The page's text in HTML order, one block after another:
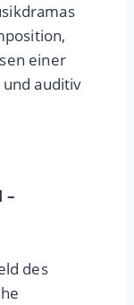
einer
auditiv
–
des